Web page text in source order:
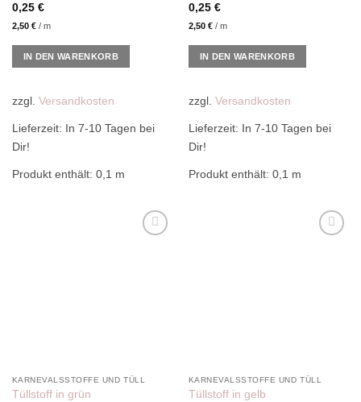
0,25 €
2,50 €/ m
IN DEN WARENKORB
zzgl. Versandkosten
Lieferzeit: In 7-10 Tagen bei
Dir!
Produkt enthält: 0,1 m
0,25 €
2,50 €/ m
IN DEN WARENKORB
zzgl. Versandkosten
Lieferzeit: In 7-10 Tagen bei
Dir!
Produkt enthält: 0,1 m
KARNEVALSSTOFFE UND TÜLL
Tüllstoff in grün
KARNEVALSSTOFFE UND TÜLL
Tüllstoff in gelb